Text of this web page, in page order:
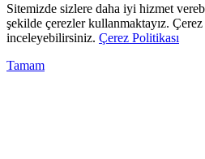
Sitemizde sizlere daha iyi hizmet
şekilde çerezler kullanmaktayız. Çerez
inceleyebilirsiniz. Çerez Politikası
Tamam